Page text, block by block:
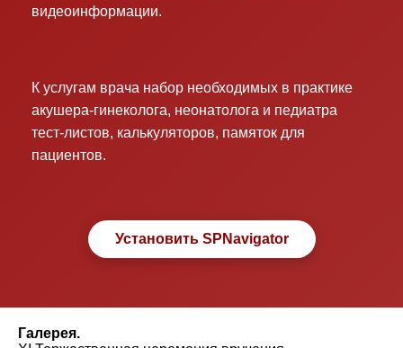
видеоинформации.
К услугам врача набор необходимых в практике
акушера-гинеколога, неонатолога и педиатра
тест-листов, калькуляторов, памяток для
пациентов.
Установить SPNavigator
Галерея.